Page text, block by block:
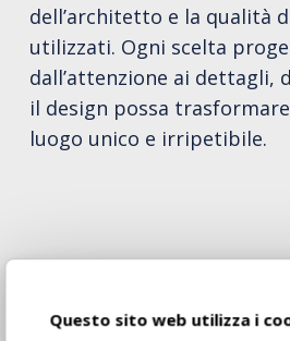
Questo sito web utilizza i
dell’architetto e la qualità
utilizzati. Ogni scelta
dall’attenzione ai dettagli,
il design possa
luogo unico e irripetibile.